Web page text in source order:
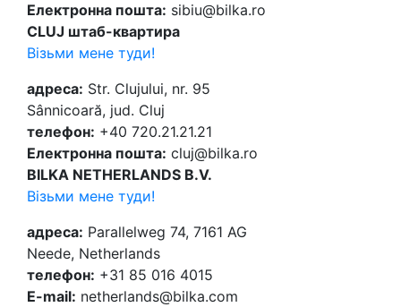
Електронна пошта: sibiu@bilka.ro
CLUJ штаб-квартира
Візьми мене туди!
адреса: Str. Clujului, nr. 95
Sânnicoară, jud. Cluj
телефон: +40 720.21.21.21
Електронна пошта: cluj@bilka.ro
BILKA NETHERLANDS B.V.
Візьми мене туди!
адреса: Parallelweg 74, 7161 AG
Neede, Netherlands
телефон: +31 85 016 4015
E-mail: netherlands@bilka.com